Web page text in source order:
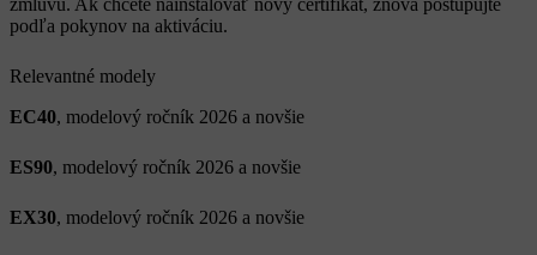
podľa pokynov na aktiváciu.
Relevantné modely
EC40, modelový ročník 2026 a novšie
ES90, modelový ročník 2026 a novšie
EX30, modelový ročník 2026 a novšie